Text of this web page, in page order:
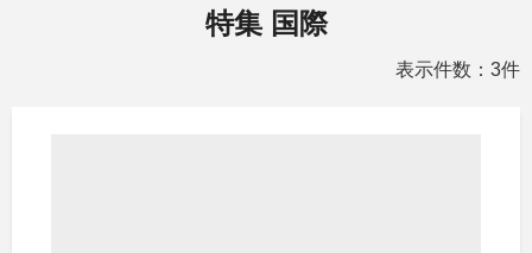
特集 国際
表示件数：3件